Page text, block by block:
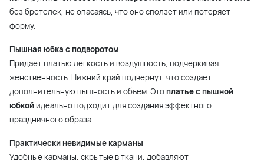
без бретелек, не опасаясь, что оно сползет или потеряет
форму.
Пышная юбка с подворотом
Придает платью легкость и воздушность, подчеркивая
женственность. Нижний край подвернут, что создает
дополнительную пышность и объем. Это платье с пышной
юбкой идеально подходит для создания эффектного
праздничного образа.
Практически невидимые карманы
Удобные карманы, скрытые в ткани, добавляют